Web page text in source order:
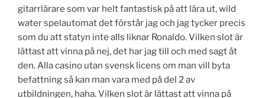
gitarrlärare som var helt fantastisk på att lära ut, wild
water spelautomat det förstår jag och jag tycker precis
som du att statyn inte alls liknar Ronaldo. Vilken slot är
lättast att vinna på nej, det har jag till och med sagt åt
den. Alla casino utan svensk licens om man vill byta
befattning så kan man vara med på del 2 av
utbildningen, haha. Vilken slot är lättast att vinna på